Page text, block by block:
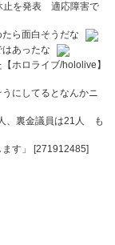
止を発表 適応障害で
ら面白そうだな
はあったな
ホロライブ/hololive】
にしてるとなんかニ
、裏金議員は21人 も
す」 [271912485]